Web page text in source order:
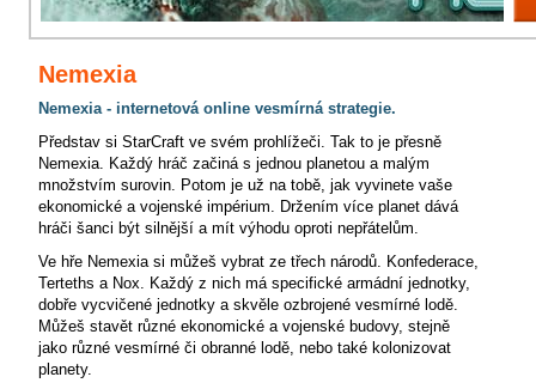
Nemexia
Nemexia - internetová online vesmírná strategie.
Představ si StarCraft ve svém prohlížeči. Tak to je přesně
Nemexia. Každý hráč začiná s jednou planetou a malým
množstvím surovin. Potom je už na tobě, jak vyvinete vaše
ekonomické a vojenské impérium. Držením více planet dává
hráči šanci být silnější a mít výhodu oproti nepřátelům.
Ve hře Nemexia si můžeš vybrat ze třech národů. Konfederace,
Terteths a Nox. Každý z nich má specifické armádní jednotky,
dobře vycvičené jednotky a skvěle ozbrojené vesmírné lodě.
Můžeš stavět různé ekonomické a vojenské budovy, stejně
jako různé vesmírné či obranné lodě, nebo také kolonizovat
planety.